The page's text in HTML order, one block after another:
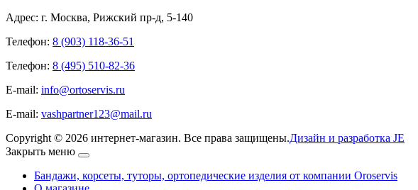
Адрес: г. Москва, Рижский пр-д, 5-140
Телефон: 8 (903) 118-36-51
Телефон: 8 (495) 510-82-36
E-mail: info@ortoservis.ru
E-mail: vashpartner123@mail.ru
Copyright © 2026 интернет-магазин. Все права защищены.Дизайн и разработка JE
Закрыть меню
Бандажи, корсеты, туторы, ортопедические изделия от компании Oroservis